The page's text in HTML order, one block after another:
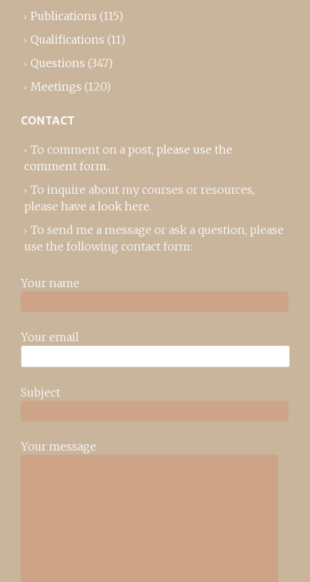
Publications (115)
Qualifications (11)
Questions (347)
Meetings (120)
CONTACT
To comment on a post, please use the
comment form..
To inquire about my courses or resources,
please have a look here.
To send me a message or ask a question, please
use the following contact form:
Your name
Your email
Subject
Your message